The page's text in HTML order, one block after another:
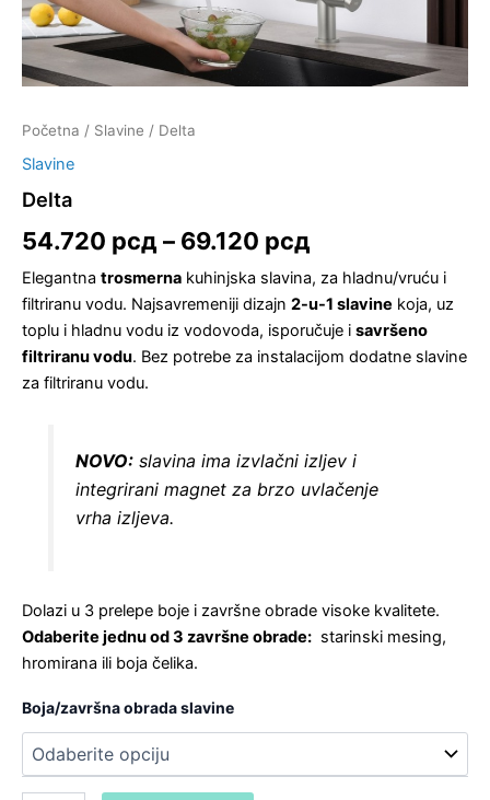
Početna / Slavine / Delta
Slavine
Delta
54.720 рсд – 69.120 рсд
Elegantna trosmerna kuhinjska slavina, za hladnu/vruću i
filtriranu vodu. Najsavremeniji dizajn 2-u-1 slavine koja, uz
toplu i hladnu vodu iz vodovoda, isporučuje i savršeno
filtriranu vodu. Bez potrebe za instalacijom dodatne slavine
za filtriranu vodu.
NOVO: slavina ima izvlačni izljev i
integrirani magnet za brzo uvlačenje
vrha izljeva.
Dolazi u 3 prelepe boje i završne obrade visoke kvalitete.
Odaberite jednu od 3 završne obrade: starinski mesing,
hromirana ili boja čelika.
Boja/završna obrada slavine